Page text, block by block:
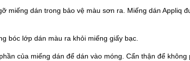
miếng dán trong bảo vệ màu sơn ra. Miếng dán Appliq
bóc lớp dán màu ra khỏi miếng giấy bạc.
của miếng dán để dán vào móng. Cẩn thận để không